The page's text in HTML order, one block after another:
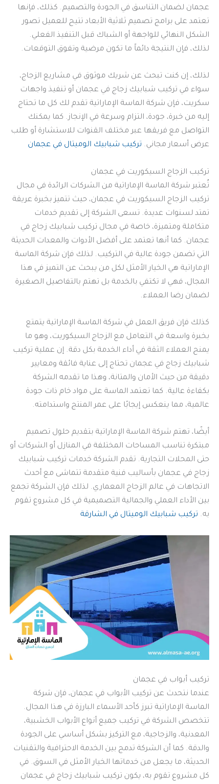
عجمان لضمان التناسق في الجودة والتصميم. كذلك، فإنها
تعتمد على برامج تصميم ثلاثية الأبعاد تتيح للعميل تصور
الشكل النهائي للواجهة أو الشباك قبل التنفيذ الفعلي.
لذلك، فإن النتيجة دائماً ما تكون مرضية وتفوق التوقعات.
لذلك، إن كنت تبحث عن شريك موثوق في مشاريع الزجاج،
سواء في تركيب شبابيك زجاج في عجمان أو تنفيذ واجهات
سكريت، فإن شركة الماسة الإماراتية تقدم لك كل ما تحتاج
إليه من خبرة، جودة، التزام وسرعة في الإنجاز. كما يمكنك
التواصل مع فريقها عبر مختلف القنوات للاستشارة أو طلب
عرض أسعار مجاني. تركيب شبابيك الوميتال في عجمان
تركيب الزجاج السيكوريت في عجمان
تُعتبر شركة الماسة الإماراتية من الشركات الرائدة في مجال
تركيب الزجاج السيكوريت في عجمان، حيث تتميز بخبرة عريقة
تمتد لسنوات عديدة. تسعى الشركة إلى تقديم خدمات
متكاملة ومتميزة، خاصة في مجال تركيب شبابيك زجاج في
عجمان. كما أنها تعتمد على أفضل الأدوات والمعدات الحديثة
التي تضمن جودة عالية في التركيب. لذلك فإن شركة الماسة
الإماراتية هي الخيار الأمثل لكل من يبحث عن التميز في هذا
المجال، فهي لا تكتفي بالخدمة بل تهتم بالتفاصيل الصغيرة
لضمان رضا العملاء.
كذلك فإن فريق العمل في شركة الماسة الإماراتية يتمتع
بخبرة واسعة في التعامل مع الزجاج السيكوريت، وهو ما
يمنح العملاء الثقة في أداء الخدمة بكل دقة. إن عملية تركيب
شبابيك زجاج في عجمان تحتاج إلى عناية فائقة ومعايير
دقيقة من حيث الأمان والمتانة، وهذا ما تقدمه الشركة
بكفاءة عالية. كما تعتمد الماسة على مواد خام ذات جودة
عالمية، مما ينعكس إيجابًا على عمر المنتج واستدامته.
أيضًا، تهتم شركة الماسة الإماراتية بتقديم حلول تصميم
مبتكرة تناسب المساحات المختلفة في المنازل أو الشركات أو
حتى المحلات التجارية. تقدم الشركة خدمات تركيب شبابيك
زجاج في عجمان بأساليب فنية متقدمة تتماشى مع أحدث
الاتجاهات في عالم الزجاج المعماري. لذلك فإن الشركة تجمع
بين الأداء العملي والجمالية التصميمية في كل مشروع تقوم
به. تركيب شبابيك الوميتال في الشارقة
تركيب أبواب في عجمان
عندما نتحدث عن تركيب الأبواب في عجمان، فإن شركة
الماسة الإماراتية تبرز كأحد الأسماء البارزة في هذا المجال.
تتخصص الشركة في تركيب جميع أنواع الأبواب الخشبية،
المعدنية، والزجاجية، مع التركيز بشكل أساسي على الجودة
والدقة. كما أن الشركة تدمج بين الخدمة الاحترافية والتقنيات
الحديثة، ما يجعل من خدماتها الخيار الأمثل في السوق. في
كل مشروع تقوم به، يكون تركيب شبابيك زجاج في عجمان